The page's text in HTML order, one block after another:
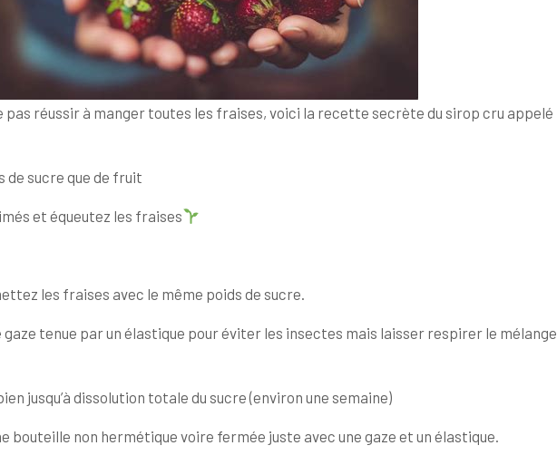
pas réussir à manger toutes les fraises, voici la recette secrète du sirop cru appelé
de sucre que de fruit
et équeutez les fraises
les fraises avec le même poids de sucre.
gaze tenue par un élastique pour éviter les insectes mais laisser respirer le mélange
jusqu’à dissolution totale du sucre (environ une semaine)
bouteille non hermétique voire fermée juste avec une gaze et un élastique.